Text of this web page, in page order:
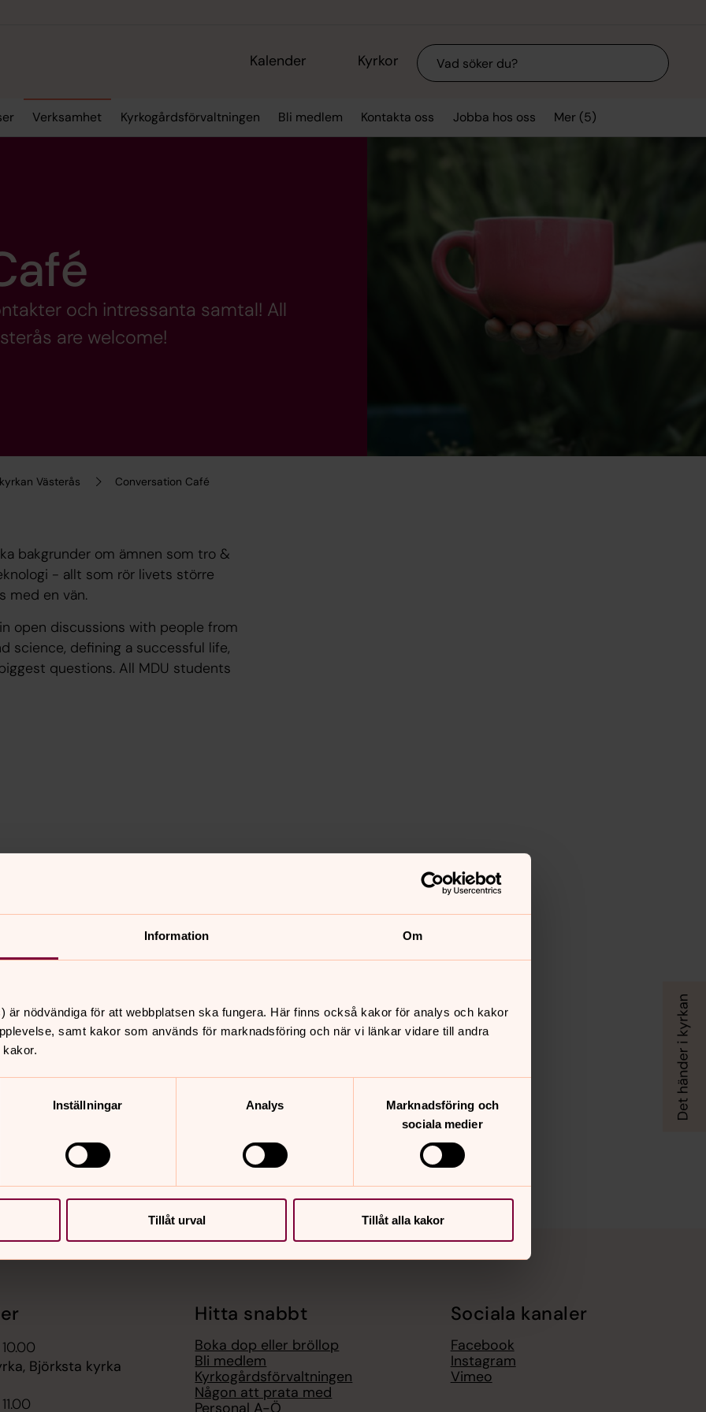
Information Om
är nödvändiga för att webbplatsen ska fungera. Här finns också kakor för analys och kakor
samt kakor som används för marknadsföring och när vi länkar vidare till andra
Inställningar Analys
Marknadsföring och
sociala medier
Tillåt urval Tillåt alla kakor
Kalender Kyrkor Sök
Verksamhet Kyrkogårdsförvaltningen Bli medlem Kontakta oss Jobba hos oss Mer (5)
Västerås Conversation Café
och intressanta samtal! All
are welcome!
bakgrunder om ämnen som tro &
- allt som rör livets större
med en vän.
open discussions with people from
science, defining a successful life,
questions. All MDU students
kristna studentrörelsen Agape
Björksta kyrka
Hitta snabbt
Boka dop eller bröllop
Bli medlem
Kyrkogårdsförvaltningen
Någon att prata med
Sociala kanaler
Facebook
Instagram
Vimeo